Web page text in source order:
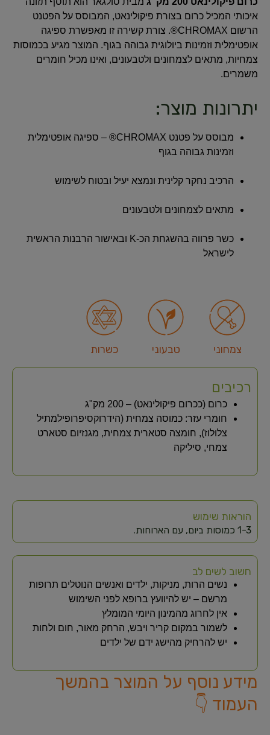
איכותי המכיל כרום בצורת פיקולינאט, המבוסס על הפטנט
הרשום CHROMAX®.
צורת קשירה זו מאפשרת ספיגה
אופטימלית וזמינות ביולוגית גבוהה בגוף. המוצר מגיע בכמוסות
צמחיות, מתאים לצמחונים ולטבעונים, ואינו מכיל חומרים
משמרים.
יתרונות מוצר:
מבוסס על פטנט CHROMAX® – ספיגה אופטימלית
וזמינות גבוהה בגוף
הרכיב נחקר קלינית ונמצא יעיל ובטוח לשימוש
מתאים לצמחונים ולטבעונים
כשר פרווה בהשגחת הכ-K ובאישור הרבנות הראשית
לישראל
צמחוני טבעוני כשרות
רכיבים
כרום (ככרום פיקולינאט) – 200 מק"ג
חומרי עזר: כמוסה צמחית (הידרוקסיפרופילמתיל
צלולוז), חומצה סטארית צמחית, מגנזיום סטארט
צמחי, סיליקה
הוראות שימוש
1-3 כמוסות ביום, עם הארוחות.​
חשוב לשים לב
נשים הרות, מניקות, ילדים ואנשים הנוטלים תרופות
מרשם – יש להיוועץ ברופא לפני השימוש
אין לחרוג מהמינון היומי המומלץ
לשמור במקום קריר ויבש, הרחק מאור, חום ולחות
יש להרחיק מהישג ידם של ילדים
מידע נוסף על המוצר בהמשך
העמוד 👇